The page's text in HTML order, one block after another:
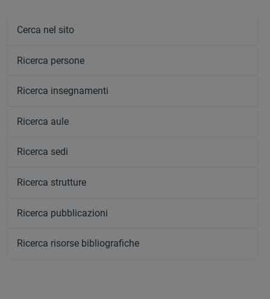
Cerca nel sito
Ricerca persone
Ricerca insegnamenti
Ricerca aule
Ricerca sedi
Ricerca strutture
Ricerca pubblicazioni
Ricerca risorse bibliografiche